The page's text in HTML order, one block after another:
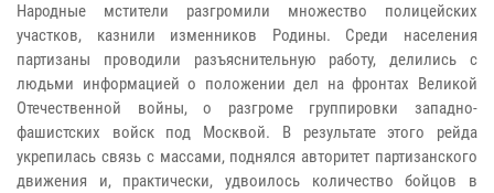
Народные мстители разгромили множество полицейских
участков, казнили изменников Родины. Среди населения
партизаны проводили разъяснительную работу, делились с
людьми информацией о положении дел на фронтах Великой
Отечественной войны, о разгроме группировки западно-
фашистских войск под Москвой. В результате этого рейда
укрепилась связь с массами, поднялся авторитет партизанского
движения и, практически, удвоилось количество бойцов в